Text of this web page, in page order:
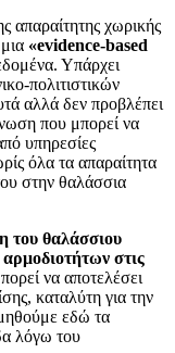
απαραίτητης χωρικής
«evidence-based
Υπάρχει
πολιτιστικών
αλλά δεν προβλέπει
που μπορεί να
υπηρεσίες
όλα τα απαραίτητα
στην θαλάσσια
του θαλάσσιου
αρμοδιοτήτων στις
να αποτελέσει
καταλύτη για την
εδώ τα
λόγω του